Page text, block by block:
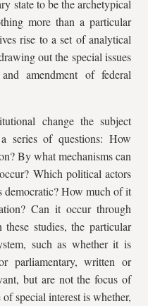
state to be the archetypical
more than a particular
rise to a set of analytical
out the special issues
amendment of federal
change the subject
series of questions: How
By what mechanisms can
Which political actors
democratic? How much of it
Can it occur through
studies, the particular
such as whether it is
parliamentary, written or
but are not the focus of
special interest is whether,